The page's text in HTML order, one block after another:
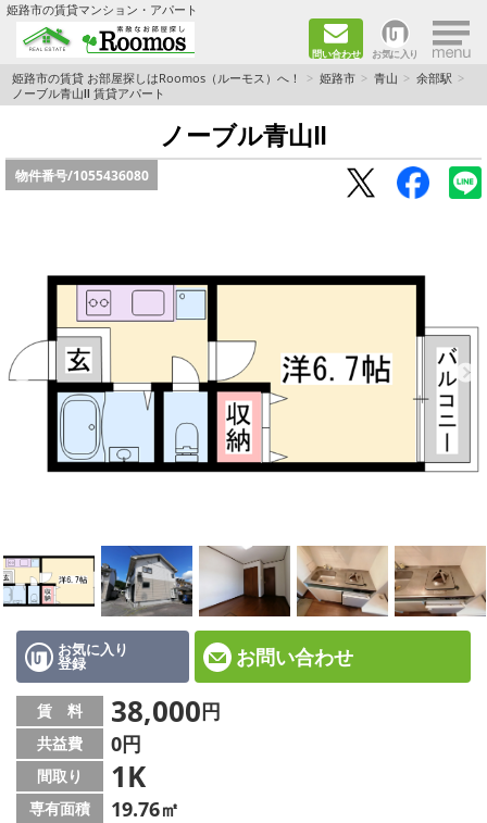
姫路市の賃貸マンション・アパート
問い合わせ お気に入り ×
TOPページ
ファミリー向けの部屋を探す
一人暮らし向けの部屋を探す
カップル向けの部屋を探す
敷金礼金0円の部屋を探す
都市ガス&オール電化の部屋を探す
ネット無料の部屋を探す
☆インターネット無料物件☆
☆敷金·礼金0円物件☆
路線·駅から探す
地域から探す
地図から探す
スタッフ紹介
姫路市の賃貸 お部屋探しはRoomos（ルーモス）へ！ 姫路市 青山
余部駅
ノーブル青山Ⅱ 賃貸アパート
ノーブル青山Ⅱ
物件番号/1055436080
お気に入り
登録 お問い合わせ
賃 料 38,000円
共益費 0円
間取り 1K
専有面積 19.76㎡